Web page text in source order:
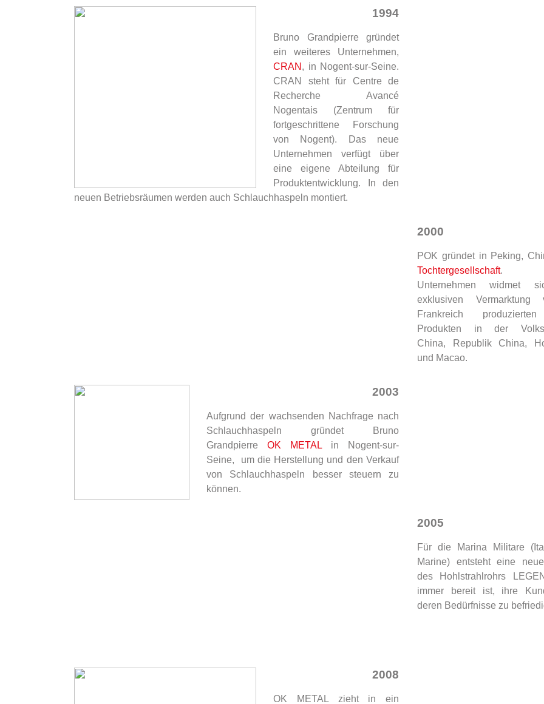
1994
Bruno Grandpierre gründet
ein weiteres Unternehmen,
CRAN , in Nogent-sur-Seine.
CRAN steht für Centre de
Recherche Avancé
Nogentais (Zentrum für
fortgeschrittene Forschung
von Nogent). Das neue
Unternehmen verfügt über
eine eigene Abteilung für
Produktentwicklung. In den
neuen Betriebsräumen werden auch Schlauchhaspeln montiert.
2000
POK gründet in Peking,
Tochtergesellschaft.
Unternehmen widmet
exklusiven
Frankreich
Produkten in der
China, Republik China,
und Macao.
2003
Aufgrund der wachsenden Nachfrage nach
Schlauchhaspeln gründet Bruno
Grandpierre OK METAL in Nogent-sur-
Seine, um die Herstellung und den Verkauf
von Schlauchhaspeln besser steuern zu
können.
2005
Für die Marina Militare
Marine) entsteht eine
des Hohlstrahlrohrs
immer bereit ist, ihre
deren Bedürfnisse zu
2008
OK METAL zieht in ein